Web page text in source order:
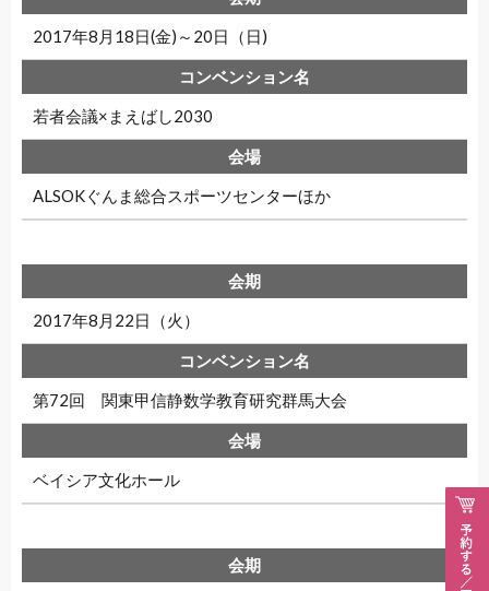
2017年8月18日(金)～20日（日)
若者会議×まえばし2030
ALSOKぐんま総合スポーツセンターほか
2017年8月22日（火）
第72回 関東甲信静数学教育研究群馬大会
ベイシア文化ホール